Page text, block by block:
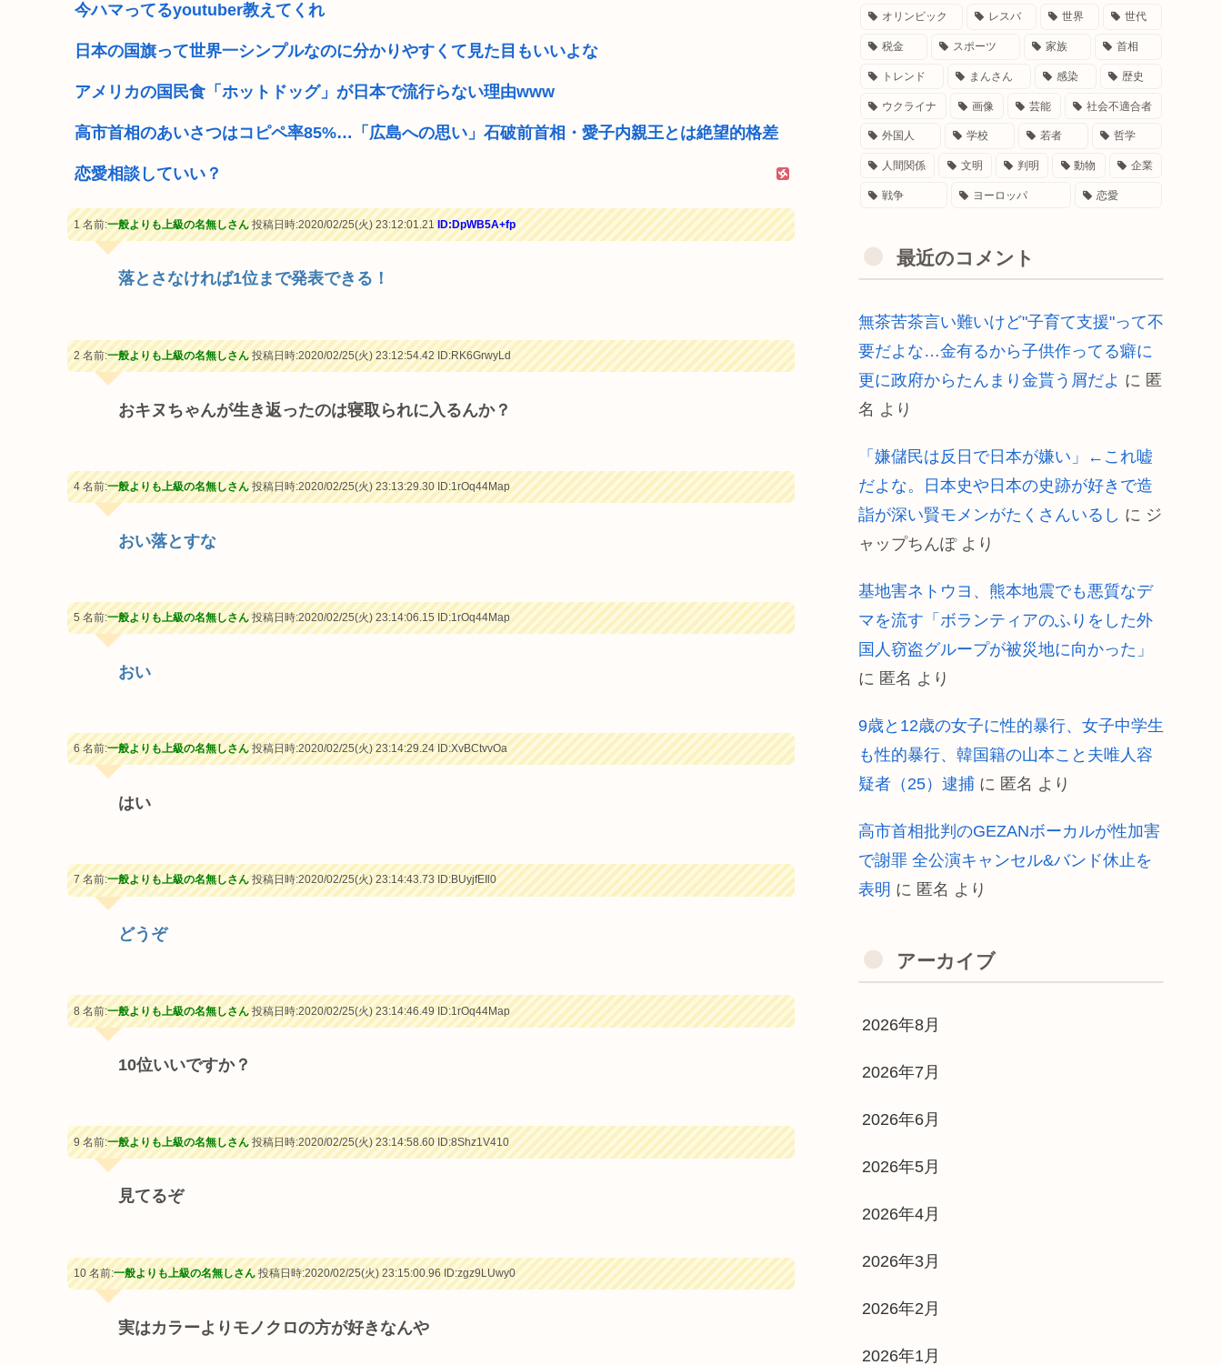
今ハマってるyoutuber教えてくれ
日本の国旗って世界一シンプルなのに分かりやすくて見た目もいいよな
アメリカの国民食「ホットドッグ」が日本で流行らない理由www
高市首相のあいさつはコピペ率85%…「広島への思い」石破前首相・愛子内親王とは絶望的格差
恋愛相談していい？
1 名前:一般よりも上級の名無しさん投稿日時:2020/02/25(火) 23:12:01.21ID:DpWB5A+fp
落とさなければ1位まで発表できる！
2 名前:一般よりも上級の名無しさん投稿日時:2020/02/25(火) 23:12:54.42ID:RK6GrwyLd
おキヌちゃんが生き返ったのは寝取られに入るんか？
4 名前:一般よりも上級の名無しさん投稿日時:2020/02/25(火) 23:13:29.30ID:1rOq44Map
おい落とすな
5 名前:一般よりも上級の名無しさん投稿日時:2020/02/25(火) 23:14:06.15ID:1rOq44Map
おい
6 名前:一般よりも上級の名無しさん投稿日時:2020/02/25(火) 23:14:29.24ID:XvBCtvvOa
はい
7 名前:一般よりも上級の名無しさん投稿日時:2020/02/25(火) 23:14:43.73ID:BUyjfEIl0
どうぞ
8 名前:一般よりも上級の名無しさん投稿日時:2020/02/25(火) 23:14:46.49ID:1rOq44Map
10位いいですか？
9 名前:一般よりも上級の名無しさん投稿日時:2020/02/25(火) 23:14:58.60ID:8Shz1V410
見てるぞ
10 名前:一般よりも上級の名無しさん投稿日時:2020/02/25(火) 23:15:00.96ID:zgz9LUwy0
実はカラーよりモノクロの方が好きなんや
オリンピック レスバ 世界 世代
税金 スポーツ 家族 首相
トレンド まんさん 感染 歴史
ウクライナ 画像 芸能 社会不適合者
外国人 学校 若者 哲学
人間関係 文明 判明 動物 企業
戦争 ヨーロッパ 恋愛
最近のコメント
無茶苦茶言い難いけど"子育て支援"って不
要だよな…金有るから子供作ってる癖に
更に政府からたんまり金貰う屑だよ に 匿
名 より
「嫌儲民は反日で日本が嫌い」←これ嘘
だよな。日本史や日本の史跡が好きで造
詣が深い賢モメンがたくさんいるし に ジ
ャップちんぽより
基地害ネトウヨ、熊本地震でも悪質なデ
マを流す「ボランティアのふりをした外
国人窃盗グループが被災地に向かった」
に 匿名 より
9歳と12歳の女子に性的暴行、女子中学生
も性的暴行、韓国籍の山本こと夫唯人容
疑者（25）逮捕 に 匿名 より
高市首相批判のGEZANボーカルが性加害
で謝罪 全公演キャンセル&バンド休止を
表明 に 匿名 より
アーカイブ
2026年8月
2026年7月
2026年6月
2026年5月
2026年4月
2026年3月
2026年2月
2026年1月